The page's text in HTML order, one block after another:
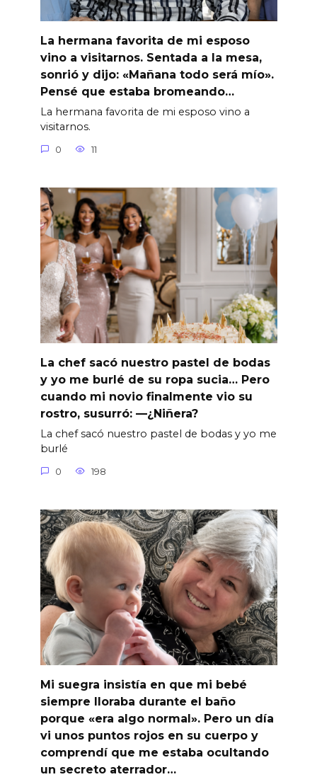
La hermana favorita de mi esposo
vino a visitarnos. Sentada a la mesa,
sonrió y dijo: «Mañana todo será mío».
Pensé que estaba bromeando…
La hermana favorita de mi esposo vino a
visitarnos.
0 11
La chef sacó nuestro pastel de bodas
y yo me burlé de su ropa sucia… Pero
cuando mi novio finalmente vio su
rostro, susurró: —¿Niñera?
La chef sacó nuestro pastel de bodas y yo me
burlé
0 198
Mi suegra insistía en que mi bebé
siempre lloraba durante el baño
porque «era algo normal». Pero un día
vi unos puntos rojos en su cuerpo y
comprendí que me estaba ocultando
un secreto aterrador…